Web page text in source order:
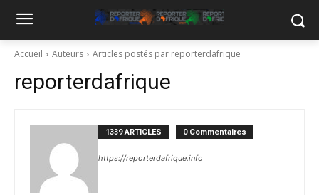
Accueil Auteurs Articles postés par reporterdafrique
reporterdafrique
1339 ARTICLES 0 Commentaires
https://reporterdafrique.info